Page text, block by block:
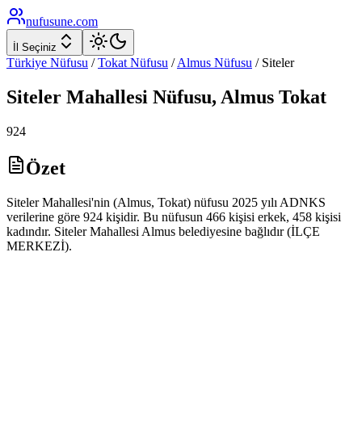
nufusune.com
İl Seçiniz
Türkiye Nüfusu / Tokat Nüfusu / Almus Nüfusu / Siteler
Siteler Mahallesi Nüfusu, Almus Tokat
924
Özet
Siteler Mahallesi'nin (Almus, Tokat) nüfusu 2025 yılı ADNKS
verilerine göre 924 kişidir. Bu nüfusun 466 kişisi erkek, 458 kişisi
kadındır. Siteler Mahallesi Almus belediyesine bağlıdır (İLÇE
MERKEZİ).